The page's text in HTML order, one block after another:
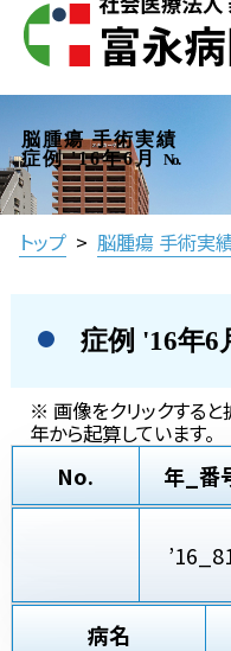
脳腫瘍 手術実績
症例 '16年6月
No.
トップ > 脳腫瘍 手術実
症例 '16年6
※ 画像をクリックする
年から起算しています。
No. 年_番
病名